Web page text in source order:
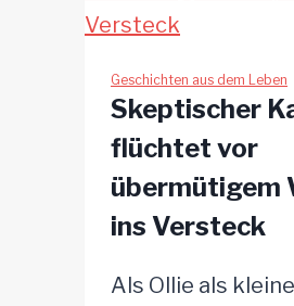
Geschichten aus dem Leben
Skeptischer
flüchtet vor
übermütigem
ins Versteck
Als Ollie als